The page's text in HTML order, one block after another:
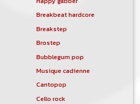
Breakbeat hardcore
Breakstep
Brostep
Bubblegum pop
Musique cadienne
Cantopop
Cello rock